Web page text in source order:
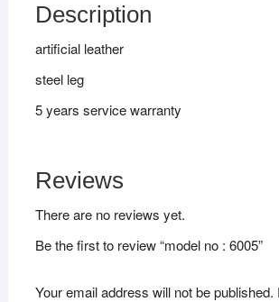
Description
artificial leather
steel leg
5 years service warranty
Reviews
There are no reviews yet.
Be the first to review “model no : 6005”
Your email address will not be published.